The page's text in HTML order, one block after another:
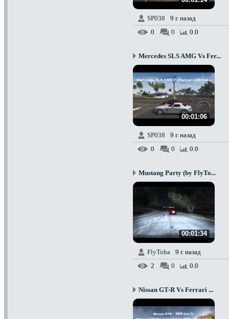
SP038
9 г. назад
0
0 0.0
Mercedes SLS AMG Vs Fer...
00:01:06
SP038
9 г. назад
0
0 0.0
Mustang Party (by FlyTo...
00:01:34
FlyToha
9 г. назад
2
0 0.0
Nissan GT-R Vs Ferrari ...